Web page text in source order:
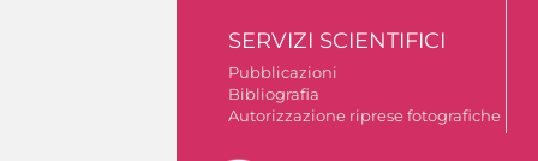
SERVIZI SCIENTIFICI
Pubblicazioni
Bibliografia
Autorizzazione riprese fotografiche